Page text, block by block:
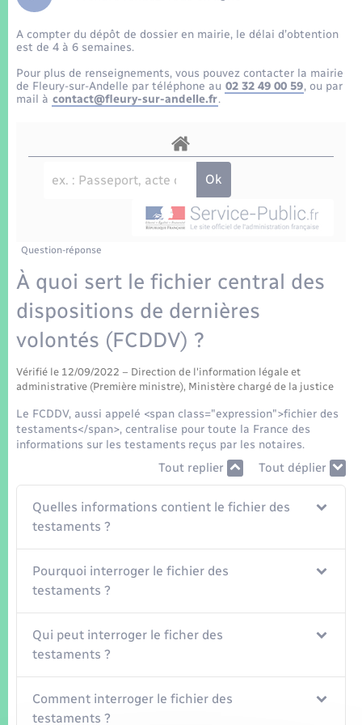
Etat-civil - Papiers - Citoyenneté
Mariage – PACS
Parrainage civil
Logement - Urbanisme
Nouvel habitant
Organisation d’événement
Sécurité - Prévention
Seniors
Transports
Transports scolaires
Voirie et espace public
Travaux - Autorisation d’occupation de l’espace
public
Compétences
Plan interactif
La Communauté de communes
A compter du dépôt de dossier en mairie, le délai d’obtention
est de 4 à 6 semaines.
Pour plus de renseignements, vous pouvez contacter la mairie
de Fleury-sur-Andelle par téléphone au 02 32 49 00 59, ou par
mail à contact@fleury-sur-andelle.fr.
Question-réponse
À quoi sert le fichier central des
dispositions de dernières
volontés (FCDDV) ?
Vérifié le 12/09/2022 – Direction de l'information légale et
administrative (Première ministre), Ministère chargé de la justice
Le FCDDV, aussi appelé <span class="expression">fichier des
testaments</span>, centralise pour toute la France des
informations sur les testaments reçus par les notaires.
Tout replier Tout déplier
Quelles informations contient le fichier des
testaments ?
Pourquoi interroger le fichier des
testaments ?
Qui peut interroger le ficher des
testaments ?
Comment interroger le fichier des
testaments ?